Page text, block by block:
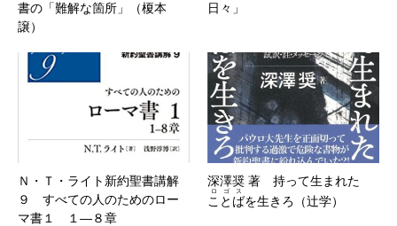
書の「難解な箇所」（榎本
譲）
日々」
Ｎ・Ｔ・ライト新約聖書講解
９ すべての人のためのロー
マ書１ １―８章
深澤奨 著 持って生まれた
ことば
ロゴス
を生きろ（辻学）